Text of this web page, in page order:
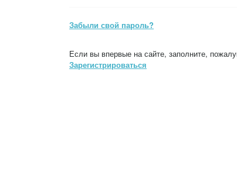
Забыли свой пароль?
Если вы впервые на сайте, заполните,
Зарегистрироваться